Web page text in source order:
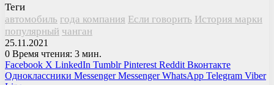
Теги
автомобиль года компания Если говорить История марки
популярный чанган
25.11.2021
0 Время чтения: 3 мин.
Facebook X LinkedIn Tumblr Pinterest Reddit Вконтакте
Одноклассники Messenger Messenger WhatsApp Telegram Viber